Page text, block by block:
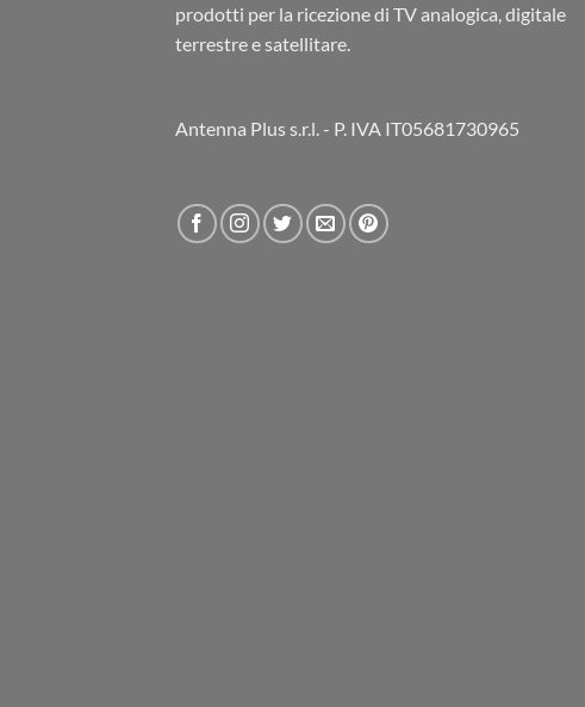
prodotti per la ricezione di TV analogica, digitale
terrestre e satellitare.
Antenna Plus s.r.l. - P. IVA IT05681730965